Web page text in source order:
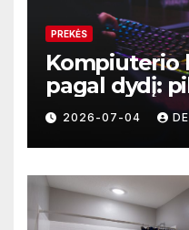
PREKĖS
Kompiuterio
pagal dydį:
TKL ar
modelis?
2026-07-04